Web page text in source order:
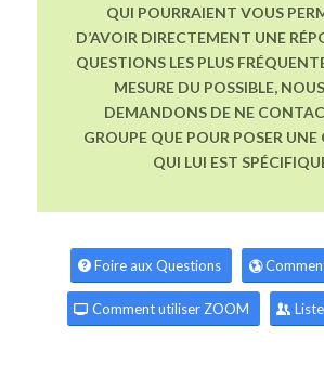
QUI POURRAIENT VOUS
D’AVOIR DIRECTEMENT UNE
QUESTIONS LES PLUS
MESURE DU POSSIBLE,
DEMANDONS DE NE
GROUPE QUE POUR POSER
QUI LUI EST
Foire aux Questions
Comment utiliser ZOOM